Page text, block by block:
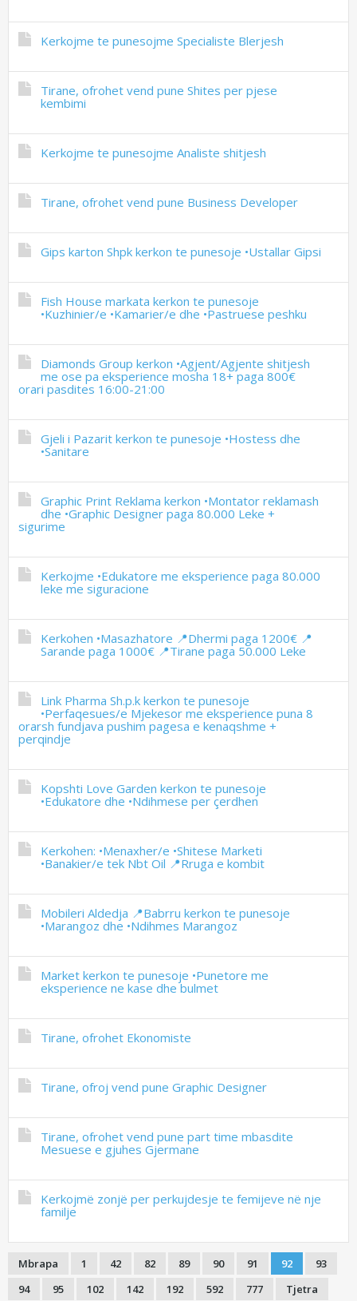
Kerkojme te punesojme Specialiste Blerjesh
Tirane, ofrohet vend pune Shites per pjese
kembimi
Kerkojme te punesojme Analiste shitjesh
Tirane, ofrohet vend pune Business Developer
Gips karton Shpk kerkon te punesoje •Ustallar Gipsi
Fish House markata kerkon te punesoje
•Kuzhinier/e •Kamarier/e dhe •Pastruese peshku
Diamonds Group kerkon •Agjent/Agjente shitjesh
me ose pa eksperience mosha 18+ paga 800€
orari pasdites 16:00-21:00
Gjeli i Pazarit kerkon te punesoje •Hostess dhe
•Sanitare
Graphic Print Reklama kerkon •Montator reklamash
dhe •Graphic Designer paga 80.000 Leke +
sigurime
Kerkojme •Edukatore me eksperience paga 80.000
leke me siguracione
Kerkohen •Masazhatore 📍Dhermi paga 1200€ 📍
Sarande paga 1000€ 📍Tirane paga 50.000 Leke
Link Pharma Sh.p.k kerkon te punesoje
•Perfaqesues/e Mjekesor me eksperience puna 8
orarsh fundjava pushim pagesa e kenaqshme +
perqindje
Kopshti Love Garden kerkon te punesoje
•Edukatore dhe •Ndihmese per çerdhen
Kerkohen: •Menaxher/e •Shitese Marketi
•Banakier/e tek Nbt Oil 📍Rruga e kombit
Mobileri Aldedja 📍Babrru kerkon te punesoje
•Marangoz dhe •Ndihmes Marangoz
Market kerkon te punesoje •Punetore me
eksperience ne kase dhe bulmet
Tirane, ofrohet Ekonomiste
Tirane, ofroj vend pune Graphic Designer
Tirane, ofrohet vend pune part time mbasdite
Mesuese e gjuhes Gjermane
Kerkojmë zonjë per perkujdesje te femijeve në nje
familje
Mbrapa 1 42 82 89 90 91 92
93
94
95 102 142 192 592 777 Tjetra